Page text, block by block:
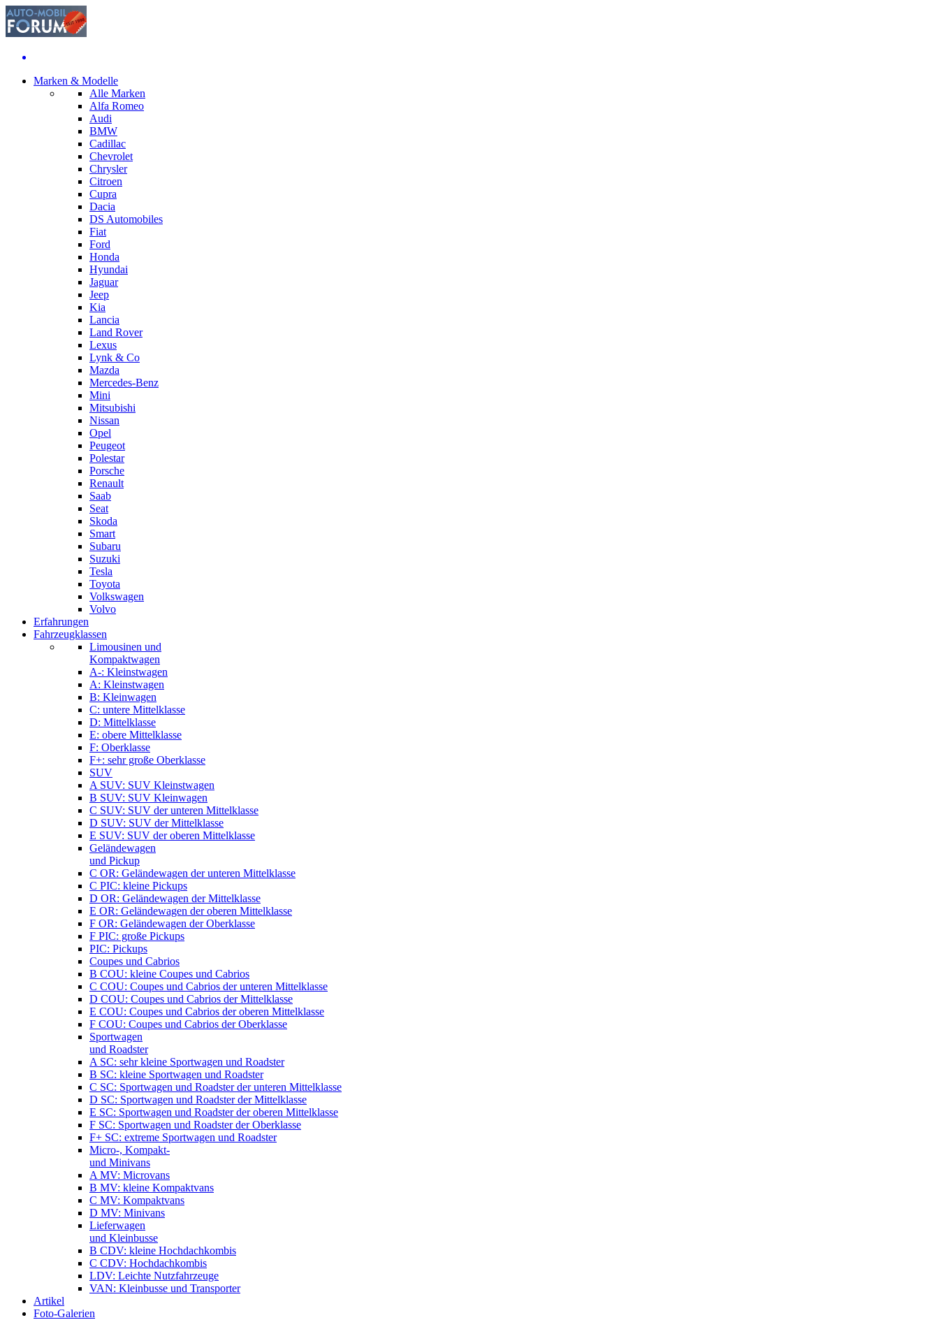
Marken & Modelle
Alle Marken
Alfa Romeo
Audi
BMW
Cadillac
Chevrolet
Chrysler
Citroen
Cupra
Dacia
DS Automobiles
Fiat
Ford
Honda
Hyundai
Jaguar
Jeep
Kia
Lancia
Land Rover
Lexus
Lynk & Co
Mazda
Mercedes-Benz
Mini
Mitsubishi
Nissan
Opel
Peugeot
Polestar
Porsche
Renault
Saab
Seat
Skoda
Smart
Subaru
Suzuki
Tesla
Toyota
Volkswagen
Volvo
Erfahrungen
Fahrzeugklassen
Limousinen und
Kompaktwagen
A-: Kleinstwagen
A: Kleinstwagen
B: Kleinwagen
C: untere Mittelklasse
D: Mittelklasse
E: obere Mittelklasse
F: Oberklasse
F+: sehr große Oberklasse
SUV
A SUV: SUV Kleinstwagen
B SUV: SUV Kleinwagen
C SUV: SUV der unteren Mittelklasse
D SUV: SUV der Mittelklasse
E SUV: SUV der oberen Mittelklasse
Geländewagen
und Pickup
C OR: Geländewagen der unteren Mittelklasse
C PIC: kleine Pickups
D OR: Geländewagen der Mittelklasse
E OR: Geländewagen der oberen Mittelklasse
F OR: Geländewagen der Oberklasse
F PIC: große Pickups
PIC: Pickups
Coupes und Cabrios
B COU: kleine Coupes und Cabrios
C COU: Coupes und Cabrios der unteren Mittelklasse
D COU: Coupes und Cabrios der Mittelklasse
E COU: Coupes und Cabrios der oberen Mittelklasse
F COU: Coupes und Cabrios der Oberklasse
Sportwagen
und Roadster
A SC: sehr kleine Sportwagen und Roadster
B SC: kleine Sportwagen und Roadster
C SC: Sportwagen und Roadster der unteren Mittelklasse
D SC: Sportwagen und Roadster der Mittelklasse
E SC: Sportwagen und Roadster der oberen Mittelklasse
F SC: Sportwagen und Roadster der Oberklasse
F+ SC: extreme Sportwagen und Roadster
Micro-, Kompakt-
und Minivans
A MV: Microvans
B MV: kleine Kompaktvans
C MV: Kompaktvans
D MV: Minivans
Lieferwagen
und Kleinbusse
B CDV: kleine Hochdachkombis
C CDV: Hochdachkombis
LDV: Leichte Nutzfahrzeuge
VAN: Kleinbusse und Transporter
Artikel
Foto-Galerien